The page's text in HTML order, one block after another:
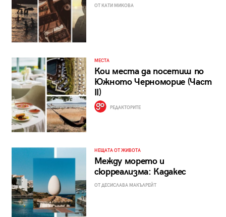
ОТ КАТИ МИКОВА
МЕСТА
Кои места да посетиш по
Южното Черноморие (Част
II)
РЕДАКТОРИТЕ
НЕЩАТА ОТ ЖИВОТА
Между морето и
сюрреализма: Кадакес
ОТ ДЕСИСЛАВА МАКЪЛРЕЙТ